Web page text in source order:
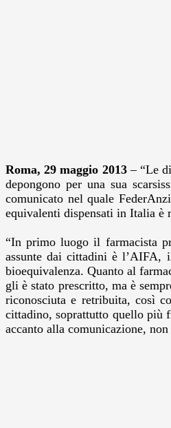
Roma, 29 maggio 2013– “Le
depongono per una sua
comunicato nel quale
equivalenti dispensati in Italia è
“In primo luogo il farmacista
assunte dai cittadini è l’AIFA,
bioequivalenza. Quanto al
gli è stato prescritto, ma è
riconosciuta e retribuita, così
cittadino, soprattutto quello più
accanto alla comunicazione, non